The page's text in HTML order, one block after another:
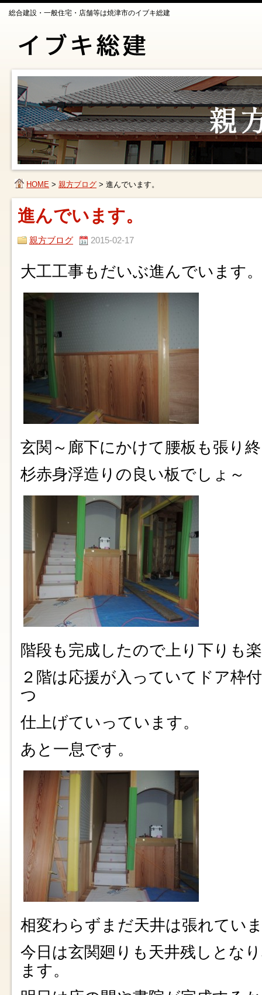
総合建設・一般住宅・店舗等は焼津市のイブキ総建
HOME > 親方ブログ > 進んでいます。
進んでいます。
親方ブログ 2015-02-17
大工工事もだいぶ進んでいます。
玄関～廊下にかけて腰板も張り
杉赤身浮造りの良い板でしょ～
階段も完成したので上り下りも
２階は応援が入っていてドア枠
つ
仕上げていっています。
あと一息です。
相変わらずまだ天井は張れてい
今日は玄関廻りも天井残しとな
ます。